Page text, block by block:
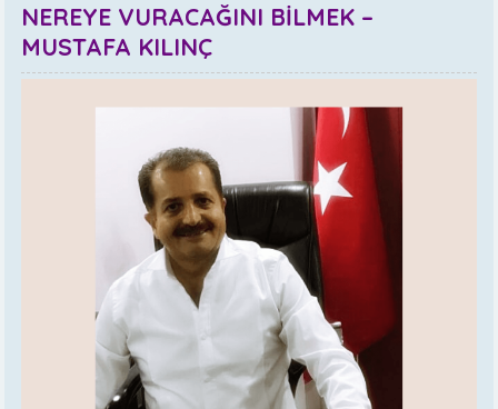
NEREYE VURACAĞINI BİLMEK –
MUSTAFA KILINÇ